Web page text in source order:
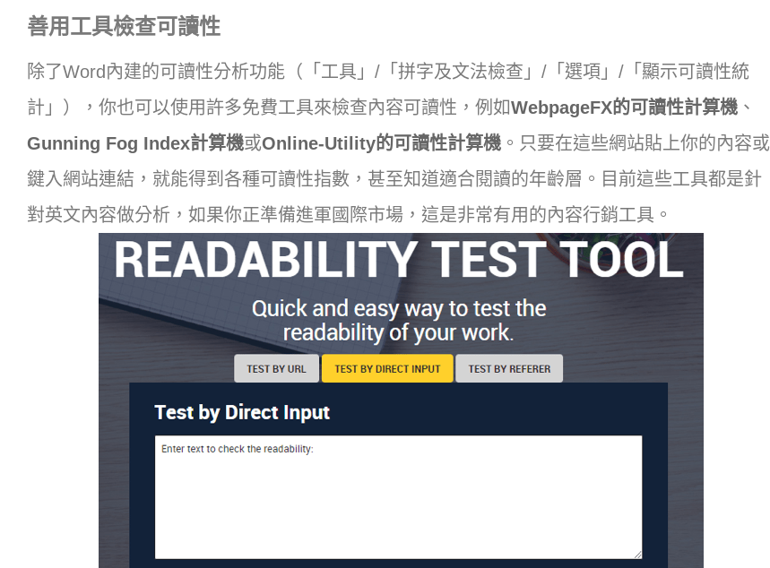
善用工具檢查可讀性
除了Word內建的可讀性分析功能（「工具」/「拼字及文法檢查」/「選項」/「顯示可讀性統
計」），你也可以使用許多免費工具來檢查內容可讀性，例如WebpageFX的可讀性計算機 、
Gunning Fog Index計算機或Online-Utility的可讀性計算機 。只要在這些網站貼上你的內容或
鍵入網站連結，就能得到各種可讀性指數，甚至知道適合閱讀的年齡層。目前這些工具都是針
對英文內容做分析，如果你正準備進軍國際市場，這是非常有用的內容行銷工具。